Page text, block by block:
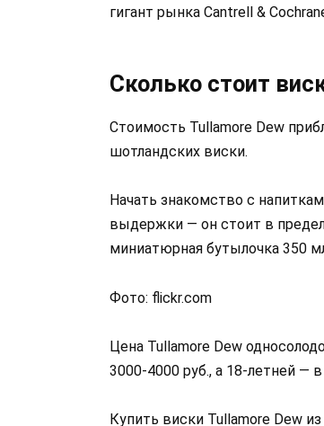
гигант рынка Cantrell &
Сколько стоит
Стоимость Tullamore Dew
шотландских виски.
Начать знакомство с
выдержки — он стоит в
миниатюрная бутылочка 350
Фото: flickr.com
Цена Tullamore Dew
3000-4000 руб., а 18-летней —
Купить виски Tullamore Dew